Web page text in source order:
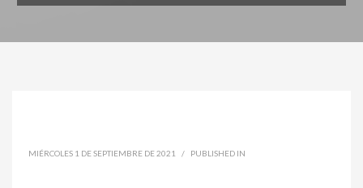
MIÉRCOLES 1 DE SEPTIEMBRE DE 2021 / PUBLISHED IN